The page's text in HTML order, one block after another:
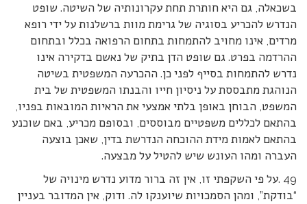
בשכאלה, גם היא חותרת תחת עקרונותיה של השיטה. שופט
הנדרש להכריע בסוגיה של גרימת מוות ברשלנות על ידי רופא
מרדים, אינו מחויב להתמחות בתחום הרפואה בכלל ובתחום
ההרדמה בפרט. גם שופט הדן בתיק של נאשם בדקירה אינו
נדרש להתמחות בסייף לפני כן. ההכרעה המשפטית בשיטה
הנוהגת מתבססת על ניסיון חייו והבנתו המשפטית של בית
המשפט, הבוחן באופן בלתי אמצעי את הראיות המובאות בפניו,
בהתאם לכללים משפטיים מבוססים, ובסופם מכריע, באם שוכנע
בהתאם לאמות מידת ההוכחה הנדרשת בדין, שאכן בוצעה
העברה ומהו העונש שיש להטיל על מבצעה.
49 .על פי השקפתי זו, אין זה ברור מדוע נדרש מינויה של
“בודקת”, ומהן הסמכויות שיוענקו לה. ודוק, אין המדובר בעניין